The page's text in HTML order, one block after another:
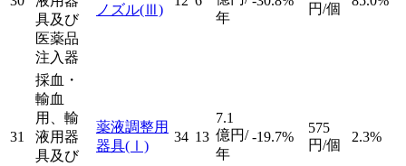
具及び
医薬品
注入器
ノズル(Ⅲ)
年
円/個
31
採血・
輸血
用、輸
液用器
具及び
薬液調整用
器具(Ⅰ)
34 13
7.1
億円/
年
-19.7%
575
円/個
2.3%